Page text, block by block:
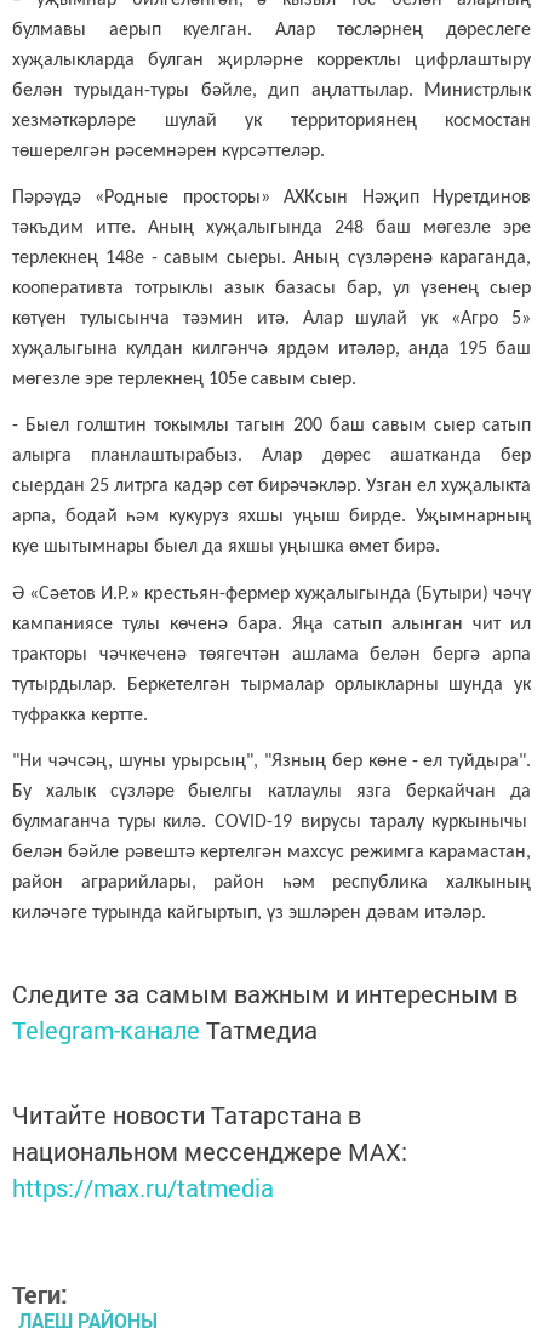
булмавы аерып куелган. Алартөсләрнең дөреслеге
хуҗалыкларда булган җирләрне корректлы цифрлаштыру
белән турыдан-туры бәйле, дип аңлаттылар. Министрлык
хезмәткәрләре шулай ук территориянең космостан
төшерелгән рәсемнәрен күрсәттеләр.
Пәрәүдә «Родные просторы» АХКсын Нәҗип Нуретдинов
тәкъдим итте. Аның хуҗалыгында 248 баш мөгезле эре
терлекнең 148е - савым сыеры. Аның сүзләренә караганда,
кооперативта тотрыклы азык базасы бар, ул үзенең сыер
көтүен тулысынча тәэмин итә. Алар шулай ук «Агро 5»
хуҗалыгына кулдан килгәнчә ярдәм итәләр, анда 195 баш
мөгезле эре терлекнең 105есавым сыер.
- Быел голштин токымлы тагын 200 баш савым сыер сатып
алырга планлаштырабыз. Алар дөрес ашатканда бер
сыердан 25 литрга кадәр сөт бирәчәкләр. Узган ел хуҗалыкта
арпа, бодай һәм кукуруз яхшы уңыш бирде. Уҗымнарның
куе шытымнары быел да яхшы уңышка өмет бирә.
Ә «Сәетов И.Р.» крестьян-фермер хуҗалыгында (Бутыри) чәчү
кампаниясе тулы көченә бара. Яңа сатып алынган чит ил
тракторы чәчкеченә төягечтән ашлама белән бергә арпа
тутырдылар. Беркетелгән тырмалар орлыкларны
шунда ук
туфракка кертте.
"Ни чәчсәң, шуны урырсың", "Язның бер көне - ел туйдыра".
Бу халыксүзләре быелгы катлаулы язга беркайчан да
булмаганча туры килә. COVID-19 вирусы таралу куркынычы
белән бәйле рәвештә кертелгән махсус режимга карамастан,
район аграрийлары, район һәм республика халкының
киләчәге турында кайгыртып, үз эшләрен дәвам итәләр.
Следите за самым важным и интересным в
Telegram-канале Татмедиа
Читайте новости Татарстана в
национальном мессенджере MАХ:
https://max.ru/tatmedia
Теги:
ЛАЕШ РАЙОНЫ